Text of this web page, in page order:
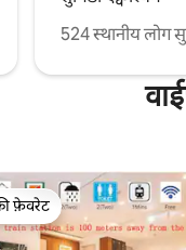
524 स्थानीय लोग
फ़ेवरेट
फ़ेवरेट